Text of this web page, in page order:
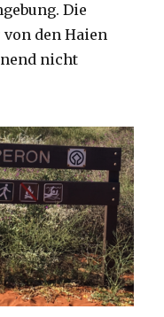
Die
den Haien
nicht